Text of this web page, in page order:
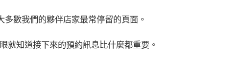
數我們的夥伴店家最常停留的頁面。
就知道接下來的預約訊息比什麼都重要。